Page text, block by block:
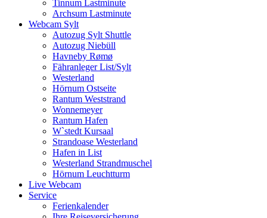
Tinnum Lastminute
Archsum Lastminute
Webcam Sylt
Autozug Sylt Shuttle
Autozug Niebüll
Havneby Rømø
Fähranleger List/Sylt
Westerland
Hörnum Ostseite
Rantum Weststrand
Wonnemeyer
Rantum Hafen
W`stedt Kursaal
Strandoase Westerland
Hafen in List
Westerland Strandmuschel
Hörnum Leuchtturm
Live Webcam
Service
Ferienkalender